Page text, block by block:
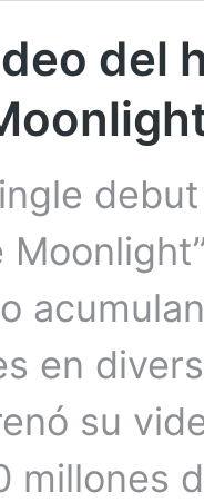
del
en
su
millones